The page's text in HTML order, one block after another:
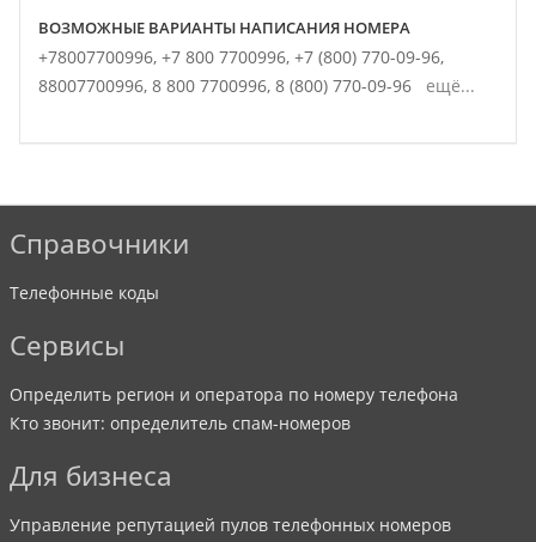
ВОЗМОЖНЫЕ ВАРИАНТЫ НАПИСАНИЯ НОМЕРА
+78007700996, +7 800 7700996, +7 (800) 770-09-96,
88007700996, 8 800 7700996, 8 (800) 770-09-96 ещё...
Справочники
Телефонные коды
Сервисы
Определить регион и оператора по номеру телефона
Кто звонит: определитель спам-номеров
Для бизнеса
Управление репутацией пулов телефонных номеров